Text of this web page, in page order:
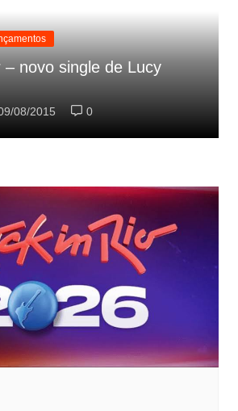
– novo single de Lucy
08/2015 0